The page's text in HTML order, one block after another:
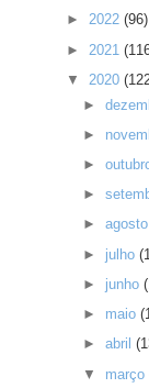
► 2022 (96)
► 2021
▼ 2020
►
►
►
►
►
► julho
► junho
► maio
►abril
▼ março